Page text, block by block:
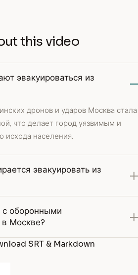
this video
эвакуироваться из
дронов и ударов Москва стала
что делает город уязвимым и
исхода населения.
эвакуировать из
с оборонными
Москве?
SRT & Markdown